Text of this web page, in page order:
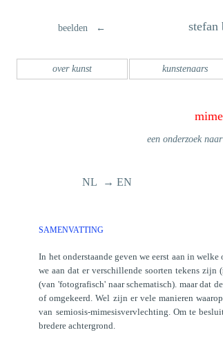
beelden ←
kunstenaars
over kunst
een onderzoek
NL → EN
SAMENVATTING
In het onderstaande geven we eerst aan in
we aan dat er verschillende soorten tekens zijn
(van 'fotografisch' naar schematisch). maar dat
of omgekeerd. Wel zijn er vele manieren
van semiosis-mimesisvervlechting. Om te
bredere achtergrond.